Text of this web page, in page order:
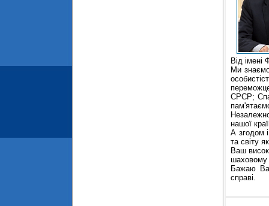
Від імені
Ми
СРСР;
нашої
А згодом
та світу
Ваш
шаховому
Бажаю
справі.